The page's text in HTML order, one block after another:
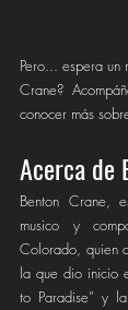
Pero... espera un
Crane?
conocer más
Acerca de
Benton Crane,
musico y
Colorado, quien
la que dio inicio
to Paradise” y